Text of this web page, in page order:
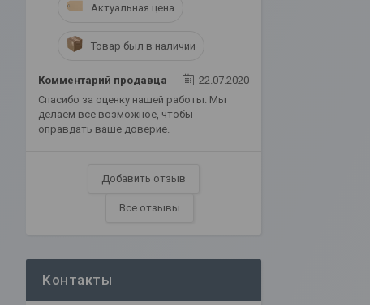
Актуальная цена
Товар был в наличии
Комментарий продавца
22.07.2020
Спасибо за оценку нашей работы. Мы
делаем все возможное, чтобы
оправдать ваше доверие.
Добавить отзыв
Все отзывы